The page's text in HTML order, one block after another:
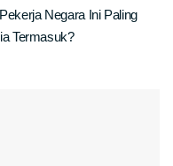
Negara Ini Paling
Termasuk?